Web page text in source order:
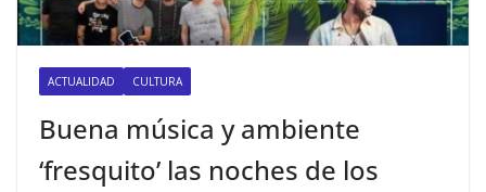
ACTUALIDAD CULTURA
Buena música y ambiente
‘fresquito’ las noches de los